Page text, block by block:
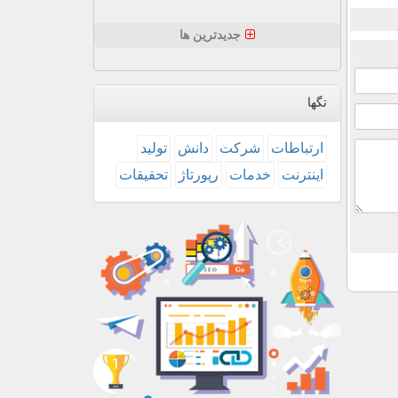
جدیدترین ها
تگها
ارتباطات شركت دانش
تولید
اینترنت
خدمات رپورتاژ تحقیقات